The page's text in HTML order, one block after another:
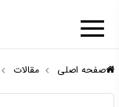
صفحه اصلی مقالات